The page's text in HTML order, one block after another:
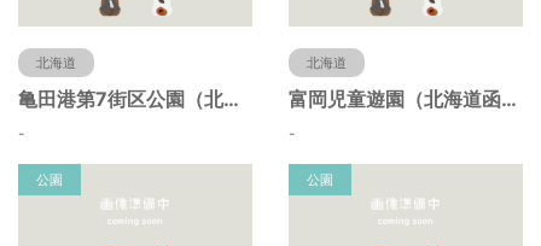
北海道
亀田港第7街区公園（北海道函館市）
-
北海道
富岡児童遊園（北海道函館市）
-
公園 公園